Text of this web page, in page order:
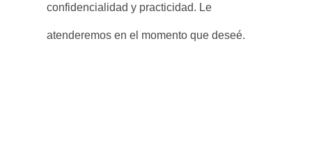
confidencialidad y practicidad. Le
atenderemos en el momento que deseé.